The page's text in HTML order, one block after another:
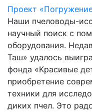
Проект
Наши пчеловоды-
научный поиск с
оборудования.
Таш» удалось
фонда «Красивые
приобретение
техники для
диких пчел. Это